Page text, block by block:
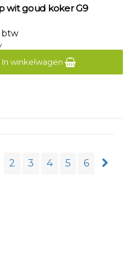
wit goud koker G9
btw
In winkelwagen
2 3 4 5 6